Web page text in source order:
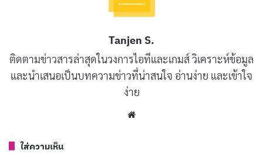
เติบโตอย่างก้าวกระโดด จนมีมูลค่าตลาดสูงถึง 83 พันล้าน
ปัจจุบัน CrowdStrike มีลูกค้ามากกว่า 29,000 ราย โดยกว่า
500 รายอยู่ในรายชื่อFortune 1000ซึ่งเป็นการจัดอันดับ
บริษัทที่มีรายได้สูงสุด 1,000 อันดับแรกของสหรัฐอเมริกา
นั่นหมายความว่า CrowdStrike ได้รับความไว้วางใจจาก
ที่สำคัญ
Tanjen S.
ติดตามข่าวสารล่าสุดในวงการไอทีและเกมส์ วิเคราะห์ข้อมูล
และนำเสนอเป็นบทความข่าวที่น่าสนใจ อ่านง่าย และเข้าใจ
ง่าย
ใส่ความเห็น